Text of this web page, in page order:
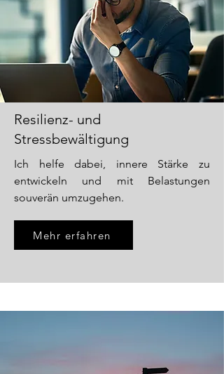
Resilienz- und
Stressbewältigung
Ich helfe dabei, innere Stärke zu
entwickeln und mit Belastungen
souverän umzugehen.
Mehr erfahren